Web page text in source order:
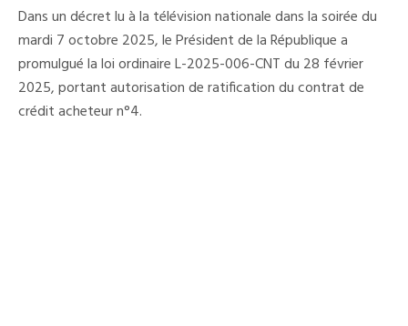
La
Guinée
Obtient
Un
Financement
De
Dans un décret lu à la télévision nationale dans la soirée du
mardi 7 octobre 2025, le Président de la République a
promulgué la loi ordinaire L-2025-006-CNT du 28 février
2025, portant autorisation de ratification du contrat de
crédit acheteur n°4.